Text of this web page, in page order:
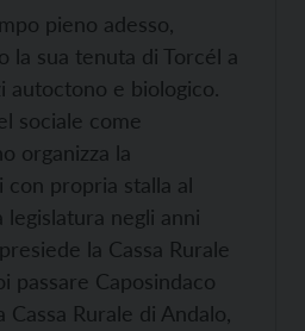
pieno adesso,
la sua tenuta di Torcél a
autoctono e biologico.
sociale come
organizza la
propria stalla al
legislatura negli anni
la Cassa Rurale
passare Caposindaco
Rurale di Andalo,